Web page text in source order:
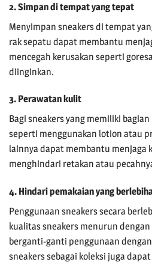
2. Simpan di tempat yang tepat
Menyimpan sneakers di tempat
rak sepatu dapat membantu
mencegah kerusakan seperti
diinginkan.
3. Perawatan kulit
Bagi sneakers yang memiliki
seperti menggunakan lotion atau
lainnya dapat membantu menjaga
menghindari retakan atau
4. Hindari pemakaian yang
Penggunaan sneakers secara
kualitas sneakers menurun
berganti-ganti penggunaan
sneakers sebagai koleksi juga